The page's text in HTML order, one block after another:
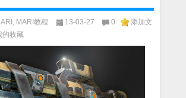
MARI教程 13-03-27 0
添加文
的收藏